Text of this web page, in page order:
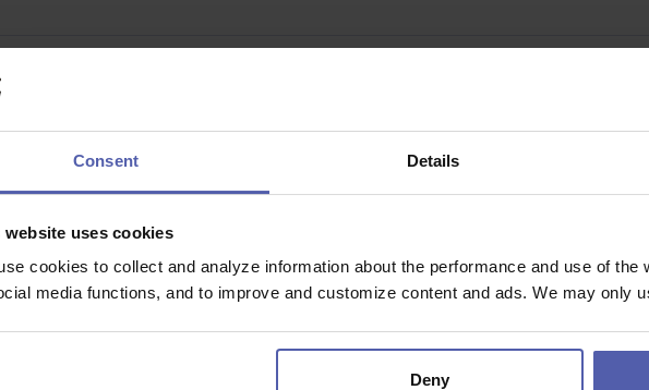
Consent Details
website uses cookies
cookies to collect and analyze information about the performance and use of the
media functions, and to improve and customize content and ads. We may only
Deny
pro nové logistické centrum
za správu budovy a technického zázemí logistického centra.• Koordinace stavebních
Řízení revizí, preventivní údržby a…
strojního zařízení ČB
Český Brod Dohodou
posílit naše oddělení výroby v malém rodinném závodě v Českém Brodě a stát se tak